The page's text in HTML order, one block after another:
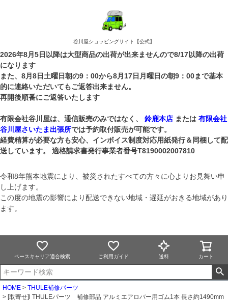
谷川屋ショッピングサイト【公式】
2026年8月5日以降は大型商品の出荷が出来ませんので8/17以降の出荷
になります
また、8月8日土曜日朝の9：00から8月17日月曜日の朝9：00まで基本
的に連絡いただいてもご返答出来ません。
再開後順番にご返答いたします
有限会社谷川屋は、通信販売のみではなく、 鈴鹿本店 または 有限会社
谷川屋さいたま出張所では予約取付販売が可能です。
経費精算が必要な方も安心、インボイス制度対応用紙発行＆同梱して配
送しています。 適格請求書発行事業者番号T8190002007810
令和8年熊本地震により、被災されたすべての方々に心よりお見舞い申
し上げます。
この度の地震の影響により配送できない地域・遅延がおきる地域があり
ます。
ベースキャリア適合検索 ご利用ガイド 送料 カート
HOME
THULE補修パーツ
[取寄せ]l THULEパーツ 補修部品 アルミエアロバー用ゴム1本 長さ約1490mm